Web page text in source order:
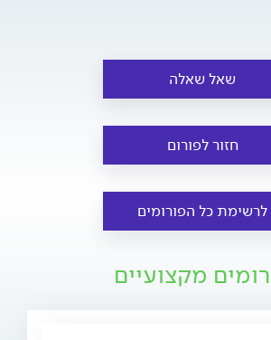
שאל שאלה
חזור לפורום
לרשימת כל הפורומים
מקצועיים